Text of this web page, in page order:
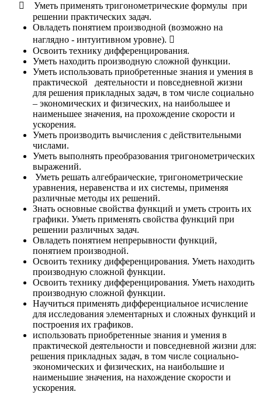

Уметь применять тригонометрические формулы при
решении практических задач.
Овладеть понятием производной (возможно на
наглядно - интуитивном уровне). 
Освоить технику дифференцирования.
Уметь находить производную сложной функции.
Уметь использовать приобретенные знания и умения в
практической деятельности и повседневной жизни
для решения прикладных задач, в том числе социально
– экономических и физических, на наибольшее и
наименьшее значения, на прохождение скорости и
ускорения.
Уметь производить вычисления с действительными
числами.
Уметь выполнять преобразования тригонометрических
выражений.
Уметь решать алгебраические, тригонометрические
уравнения, неравенства и их системы, применяя
различные методы их решений.
Знать основные свойства функций и уметь строить их
графики. Уметь применять свойства функций при
решении различных задач.
Овладеть понятием непрерывности функций,
понятием производной.
Освоить технику дифференцирования. Уметь находить
производную сложной функции.
Освоить технику дифференцирования. Уметь находить
производную сложной функции.
Научиться применять дифференциальное исчисление
для исследования элементарных и сложных функций и
построения их графиков.
использовать приобретенные знания и умения в
практической деятельности и повседневной жизни для:
решения прикладных задач, в том числе социально-
экономических и физических, на наибольшие и
наименьшие значения, на нахождение скорости и
ускорения.